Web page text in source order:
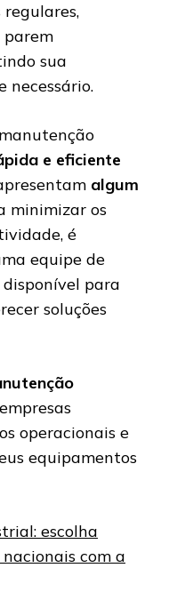
parem
sua
necessário.
e eficiente
algum
minimizar os
é
equipe de
para
soluções
operacionais e
equipamentos
escolha
com a